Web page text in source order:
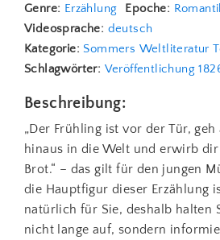
Genre: Erzählung Epoche:
Videosprache: deutsch
Kategorie: Sommers Weltliteratur
Schlagwörter: Veröffentlichung
Beschreibung:
„Der Frühling ist vor der Tür, geh
hinaus in die Welt und erwirb
Brot.“ – das gilt für den jungen
die Hauptfigur dieser Erzählung
natürlich für Sie, deshalb halten
nicht lange auf, sondern